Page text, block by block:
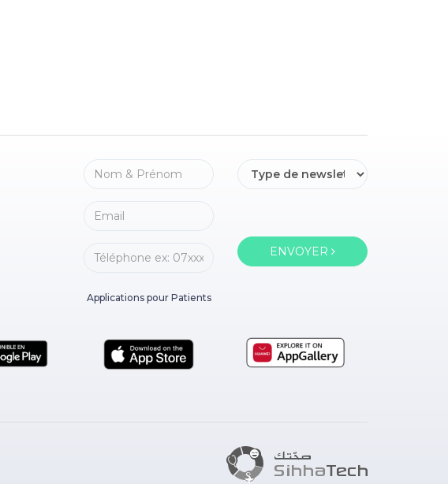
ENVOYER
Applications pour Patients